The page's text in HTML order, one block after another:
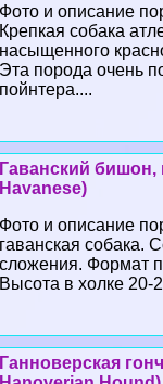
Фото и описание
Крепкая собака
насыщенного
Эта порода очень
пойнтера....
Гаванский бишон,
Havanese)
Фото и описание
гаванская собака.
сложения. Формат
Высота в холке 20-
Ганноверская